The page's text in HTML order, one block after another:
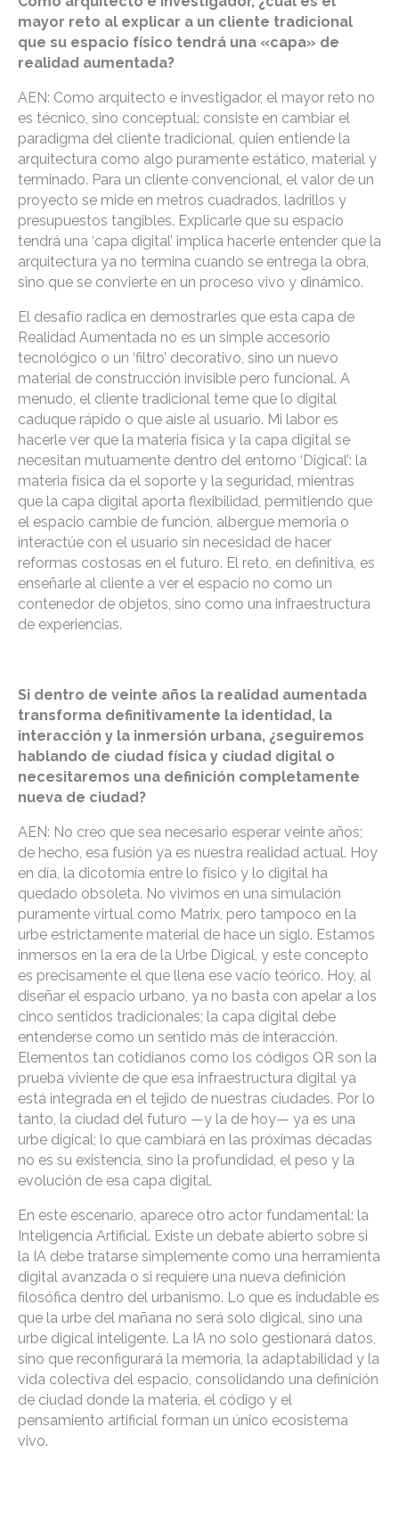
mayor reto al explicar a un cliente tradicional
que su espacio físico tendrá una «capa» de
realidad aumentada?
AEN: Como arquitecto e investigador, el mayor reto no
es técnico, sino conceptual: consiste en cambiar el
paradigma del cliente tradicional, quien entiende la
arquitectura como algo puramente estático, material y
terminado. Para un cliente convencional, el valor de un
proyecto se mide en metros cuadrados, ladrillos y
presupuestos tangibles. Explicarle que su espacio
tendrá una ‘capa digital’ implica hacerle entender que la
arquitectura ya no termina cuando se entrega la obra,
sino que se convierte en un proceso vivo y dinámico.
El desafío radica en demostrarles que esta capa de
Realidad Aumentada no es un simple accesorio
tecnológico o un ‘filtro’ decorativo, sino un nuevo
material de construcción invisible pero funcional. A
menudo, el cliente tradicional teme que lo digital
caduque rápido o que aísle al usuario. Mi labor es
hacerle ver que la materia física y la capa digital se
necesitan mutuamente dentro del entorno ‘Digical’: la
materia física da el soporte y la seguridad, mientras
que la capa digital aporta flexibilidad, permitiendo que
el espacio cambie de función, albergue memoria o
interactúe con el usuario sin necesidad de hacer
reformas costosas en el futuro. El reto, en definitiva, es
enseñarle al cliente a ver el espacio no como un
contenedor de objetos, sino como una infraestructura
de experiencias.
Si dentro de veinte años la realidad aumentada
transforma definitivamente la identidad, la
interacción y la inmersión urbana, ¿seguiremos
hablando de ciudad física y ciudad digital o
necesitaremos una definición completamente
nueva de ciudad?
AEN: No creo que sea necesario esperar veinte años;
de hecho, esa fusión ya es nuestra realidad actual. Hoy
en día, la dicotomía entre lo físico y lo digital ha
quedado obsoleta. No vivimos en una simulación
puramente virtual como Matrix, pero tampoco en la
urbe estrictamente material de hace un siglo. Estamos
inmersos en la era de la Urbe Digical, y este concepto
es precisamente el que llena ese vacío teórico. Hoy, al
diseñar el espacio urbano, ya no basta con apelar a los
cinco sentidos tradicionales; la capa digital debe
entenderse como un sentido más de interacción.
Elementos tan cotidianos como los códigos QR son la
prueba viviente de que esa infraestructura digital ya
está integrada en el tejido de nuestras ciudades. Por lo
tanto, la ciudad del futuro —y la de hoy— ya es una
urbe digical; lo que cambiará en las próximas décadas
no es su existencia, sino la profundidad, el peso y la
evolución de esa capa digital.
En este escenario, aparece otro actor fundamental: la
Inteligencia Artificial. Existe un debate abierto sobre si
la IA debe tratarse simplemente como una herramienta
digital avanzada o si requiere una nueva definición
filosófica dentro del urbanismo. Lo que es indudable es
que la urbe del mañana no será solo digical, sino una
urbe digical inteligente. La IA no solo gestionará datos,
sino que reconfigurará la memoria, la adaptabilidad y la
vida colectiva del espacio, consolidando una definición
de ciudad donde la materia, el código y el
pensamiento artificial forman un único ecosistema
vivo.